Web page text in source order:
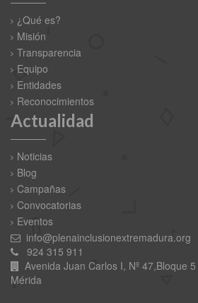
¿Qué es?
Misión
Transparencia
Equipo
Entidades
Reconocimientos
Actualidad
Noticias
Blog
Campañas
Convocatorias
Eventos
info@plenainclusionextremadura.org
924 315 911
Avenida Juan Carlos I, Nº 47,Bloque
Mérida